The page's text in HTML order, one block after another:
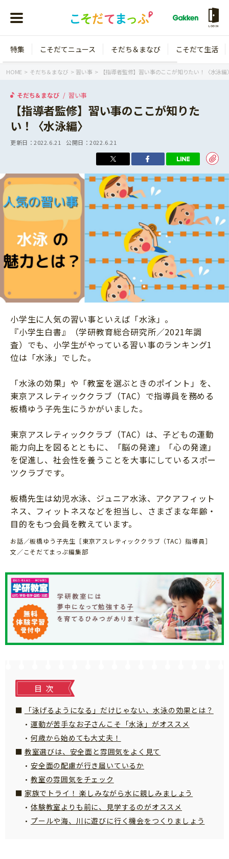
LOGIN
年齢から探す
1歳
年長
小学1年生
小学2年生
小学3年生
小学4年生
小学5年生
小学6年生
こそだてニュース
イベント
ニュース
そだち＆まなび
ワーク・ドリル
幼稚園・保育園
科学・プログラミング
教育・学習
絵本・読み聞かせ
自由研究・工作
本・読書
運動・あそび・ゲーム
習い事
知育
こそだて生活
住まい
ファッション・美容
トラブル
親子でいっしょに
人間関係
おでかけ
家族
マネー
健康
「こそだてまっぷ」とは
サイトのご利⽤にあたって
お問い合わせ
特集 こそだてニュース そだち＆まなび こそだて生活
HOME そだち＆まなび 習い事 【指導者監修】習い事のここが知りたい！〈水泳編
そだち＆まなび 習い事
【指導者監修】習い事のここが知りた
い！〈水泳編〉
更新日：2022.6.21 公開日：2022.6.21
小学生に人気の習い事といえば「水泳」。
『小学生白書』（学研教育総合研究所／2021年調
査）でも、小学生がやっている習い事のランキング1
位は「水泳」でした。
「水泳の効果」や「教室を選ぶときのポイント」を、
東京アスレティッククラブ（TAC）で指導員を務める
板橋ゆう子先生にうかがいました。
東京アスレティッククラブ（TAC）は、子どもの運動
能力向上を図るとともに、「脳の発達」「心の発達」
を促進し、社会性を養うことを大事にしているスポー
ツクラブです。
板橋先生は幼児水泳、ジュニア水泳、アクアフィット
ネス、フィットネスなどを担当し、さまざまな年齢・
目的をもつ会員を教えています。
お話／板橋ゆう子先生［東京アスレティッククラブ（TAC）指導員］
文／こそだてまっぷ編集部
目次
「泳げるようになる」だけじゃない、水泳の効果とは？
運動が苦手なお子さんこそ「水泳」がオススメ
何歳から始めても大丈夫！
教室選びは、安全面と雰囲気をよく見て
安全面の配慮が行き届いているか
教室の雰囲気をチェック
家族でトライ！ 楽しみながら水に親しみましょう
体験教室よりも前に、見学するのがオススメ
プールや海、川に遊びに行く機会をつくりましょう